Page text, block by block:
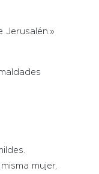
Jerusalén.»
mujer,